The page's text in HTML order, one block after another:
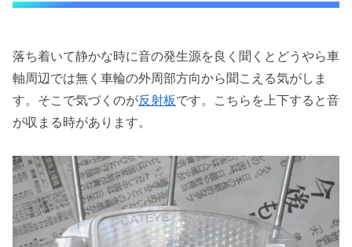
落ち着いて静かな時に音の発生源を良く聞くとどうやら車
軸周辺では無く車輪の外周部方向から聞こえる気がしま
す。そこで気づくのが反射板です。こちらを上下すると音
が収まる時があります。